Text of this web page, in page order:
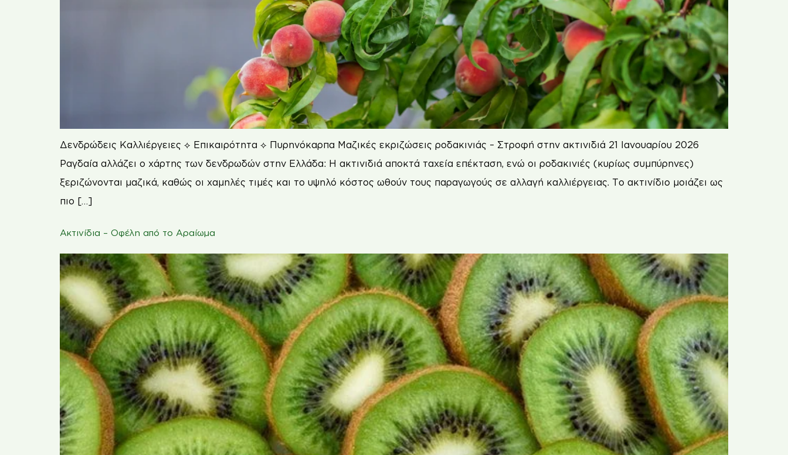
Δενδρώδεις Καλλιέργειες ⟡ Επικαιρότητα ⟡ Πυρηνόκαρπα Μαζικές εκριζώσεις ροδακινιάς – Στροφή στην ακτινιδιά 21 Ιανουαρίου 2026
Ραγδαία αλλάζει ο χάρτης των δενδρωδών στην Ελλάδα: Η ακτινιδιά αποκτά ταχεία επέκταση, ενώ οι ροδακινιές (κυρίως συμπύρηνες)
ξεριζώνονται μαζικά, καθώς οι χαμηλές τιμές και το υψηλό κόστος ωθούν τους παραγωγούς σε αλλαγή καλλιέργειας. Το ακτινίδιο μοιάζει ως
πιο […]
Ακτινίδια – Οφέλη από το Αραίωμα